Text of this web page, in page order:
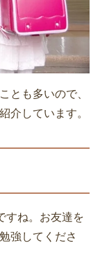
とも多いので、
介しています。
すね。お友達を
強してくださ